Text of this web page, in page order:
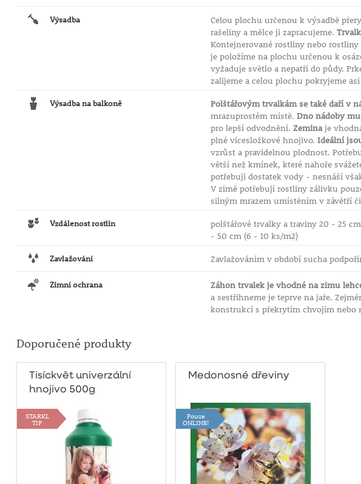
Výsadba
Celou plochu určenou k výsadbě
rašeliny a mělce ji zapracujeme.
Kontejnerované rostliny nebo rostliny
je položíme na plochu určenou k
vyžaduje světlo a nepatří do půdy.
zalijeme a celou plochu pokryjeme
Výsadba na balkoně Polštářovým trvalkám se také daří v
mrazuprostém místě. Dno nádoby
pro lepší odvodnění. Zeminaje
plné vícesložkové hnojivo. Ideální
vzrůst a pravidelnou plodnost.
větší než kmínek, které nahoře
potřebují dostatek vody - nesnáší
V zimě potřebují rostliny zálivku
silným mrazem umístěním v závětří
Vzdálenost rostlin
polštářové trvalky a traviny 20 - 25
- 50 cm (6 - 10 ks/m2)
Zavlažování Zavlažováním v období sucha
Zimní ochrana Záhon trvalek je vhodné na zimu
a sestřihneme je teprve na jaře.
konstrukcí s překrytím chvojím nebo
Doporučené produkty
Tisíckvět univerzální
hnojivo 500g
STARKL
TIP
Medonosné dřeviny
Pouze
ONLINE!